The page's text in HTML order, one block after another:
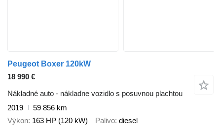
Peugeot Boxer 120kW
18 990 €
Nákladné auto - nákladne vozidlo s posuvnou plachtou
2019
59 856 km
Výkon 163 HP (120 kW) Palivo diesel